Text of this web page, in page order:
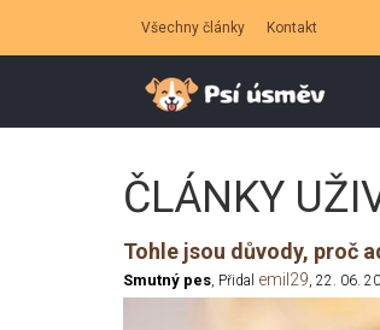
Všechny články Kontakt
ČLÁNKY
Tohle jsou důvody, proč
Smutný pes, Přidal emil29, 22. 06.